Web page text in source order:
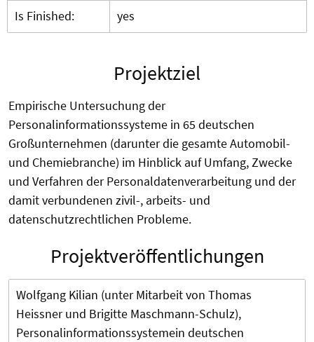
Is Finished:
yes
Projektziel
Empirische Untersuchung der
Personalinformationssysteme in 65 deutschen
Großunternehmen (darunter die gesamte Automobil-
und Chemiebranche) im Hinblick auf Umfang, Zwecke
und Verfahren der Personaldatenverarbeitung und der
damit verbundenen zivil-, arbeits- und
datenschutzrechtlichen Probleme.
Projektveröffentlichungen
Wolfgang Kilian (unter Mitarbeit von Thomas
Heissner und Brigitte Maschmann-Schulz),
Personalinformationssystemein deutschen